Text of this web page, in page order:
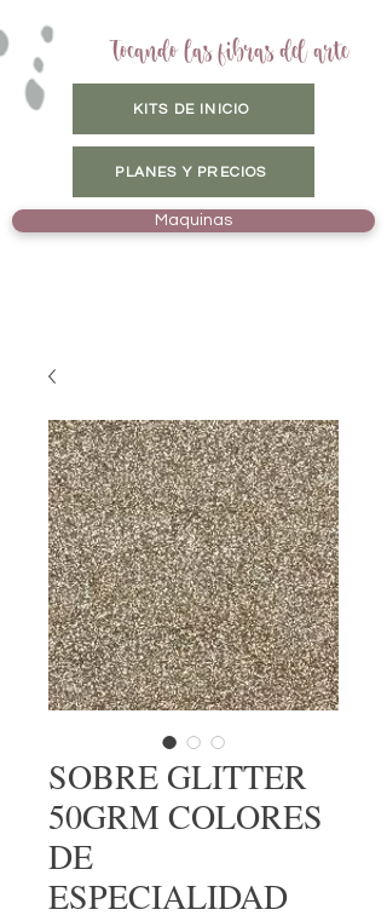
Tocando las fibras del arte
KITS DE INICIO
PLANES Y PRECIOS
Maquinas
SOBRE GLITTER
50GRM COLORES
DE
ESPECIALIDAD